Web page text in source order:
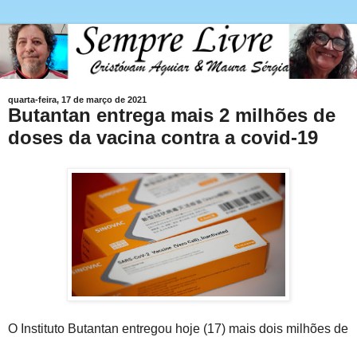
quarta-feira, 17 de março de 2021
Butantan entrega mais 2 milhões de
doses da vacina contra a covid-19
O Instituto Butantan entregou hoje (17) mais dois milhões de